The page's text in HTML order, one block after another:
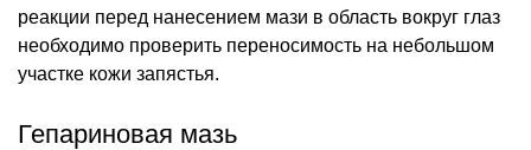
реакции перед нанесением мази в область вокруг глаз
необходимо проверить переносимость на небольшом
участке кожи запястья.
Гепариновая мазь